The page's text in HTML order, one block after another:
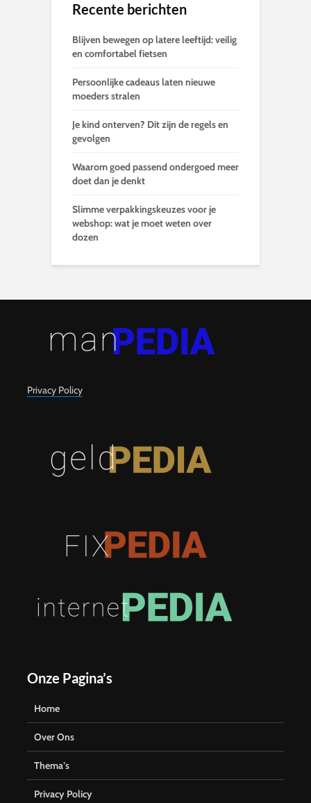
Recente berichten
Blijven bewegen op latere leeftijd: veilig
en comfortabel fietsen
Persoonlijke cadeaus laten nieuwe
moeders stralen
Je kind onterven? Dit zijn de regels en
gevolgen
Waarom goed passend ondergoed meer
doet dan je denkt
Slimme verpakkingskeuzes voor je
webshop: wat je moet weten over
dozen
Privacy Policy
Onze Pagina’s
Home
Over Ons
Thema’s
Privacy Policy